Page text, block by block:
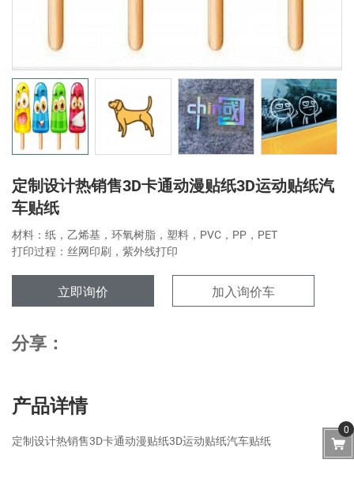
定制设计热销售3D卡通动漫贴纸3D运动贴纸汽
车贴纸
材料：纸，乙烯基，环氧树脂，塑料，PVC，PP，PET
打印过程：丝网印刷，紫外线打印
立即询价 加入询价车
分享：
产品详情
定制设计热销售3D卡通动漫贴纸3D运动贴纸汽车贴纸
0